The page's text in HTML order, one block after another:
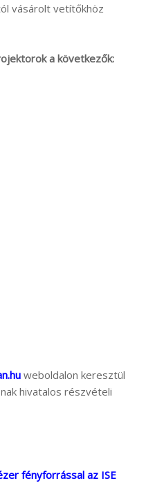
vásárolt vetítőkhöz
a következők:
weboldalon keresztül
hivatalos részvételi
fényforrással az ISE